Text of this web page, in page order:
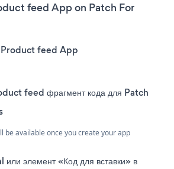
feed App on Patch For
feed App
feed фрагмент кода для Patch
be available once you create your app
или элемент «Код для вставки» в